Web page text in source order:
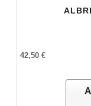
42,50 €